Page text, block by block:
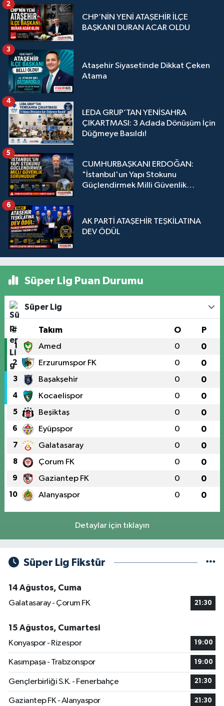
CHP’NİN YENİ ATAŞEHİR İLÇE
BAŞKANI DURAN ACAR OLDU
2
Ataşehir Siyasetinde Dikkat Çeken
Atama
3
LEDA GRUP’TAN YENİSAHRA
ÇIKARTMASI: 3 Adada Dönüşüm İçin
Düğmeye Basıldı!
4
CUMHURBAŞKANI ERDOĞAN:
"İstanbul'un Yapı Stokunu
Güçlendirmek Milli Güvenlik
5
AK PARTİ ATAŞEHİR TEŞKİLATINA
DEV ÖDÜL
6
Süper Lig Puan Durumu
Süper Lig
# Takım O P
1 Amed 0 0
2 Erzurumspor FK 0 0
3 Başakşehir 0 0
4 Kocaelispor 0 0
5 Beşiktaş 0 0
6 Eyüpspor 0 0
7 Galatasaray 0 0
8 Çorum FK 0 0
9 Gaziantep FK 0 0
10 Alanyaspor 0 0
Detaylar için tıklayın
Süper Lig Fikstür
14 Ağustos, Cuma
Galatasaray - Çorum FK
21:30
15 Ağustos, Cumartesi
Konyaspor - Rizespor
19:00
Kasımpaşa - Trabzonspor 19:00
Gençlerbirliği S.K. - Fenerbahçe 21:30
Gaziantep FK - Alanyaspor 21:30